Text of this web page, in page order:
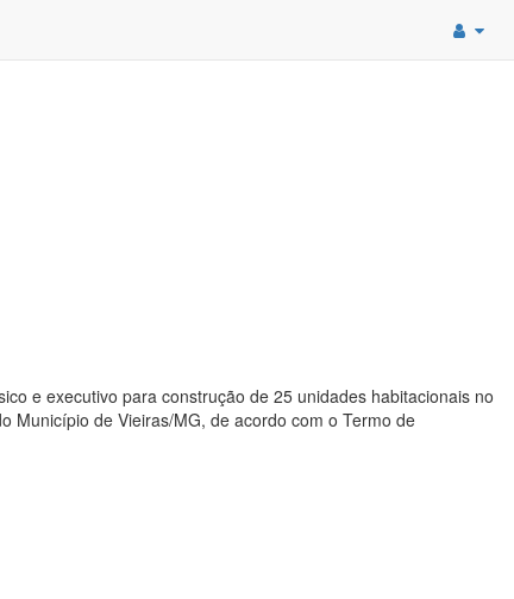
e executivo para construção de 25 unidades habitacionais no
Município de Vieiras/MG, de acordo com o Termo de